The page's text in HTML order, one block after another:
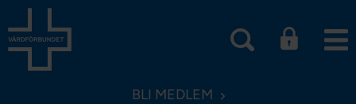
BLI MEDLEM